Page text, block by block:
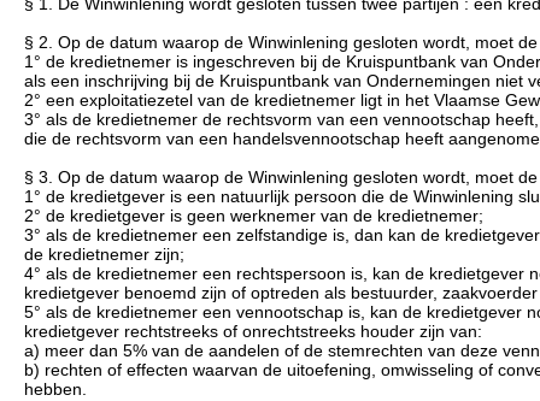
§ 2. Op de datum waarop de Winwinlening gesloten wordt, moet
1° de kredietnemer is ingeschreven bij de Kruispuntbank van
als een inschrijving bij de Kruispuntbank van Ondernemingen niet
2° een exploitatiezetel van de kredietnemer ligt in het Vlaamse
3° als de kredietnemer de rechtsvorm van een vennootschap
die de rechtsvorm van een handelsvennootschap heeft
§ 3. Op de datum waarop de Winwinlening gesloten wordt, moet
1° de kredietgever is een natuurlijk persoon die de Winwinlening
2° de kredietgever is geen werknemer van de kredietnemer;
3° als de kredietnemer een zelfstandige is, dan kan de
de kredietnemer zijn;
4° als de kredietnemer een rechtspersoon is, kan de
kredietgever benoemd zijn of optreden als bestuurder,
5° als de kredietnemer een vennootschap is, kan de kredietgever
kredietgever rechtstreeks of onrechtstreeks houder zijn van:
a) meer dan 5% van de aandelen of de stemrechten van deze
b) rechten of effecten waarvan de uitoefening, omwisseling of
hebben.